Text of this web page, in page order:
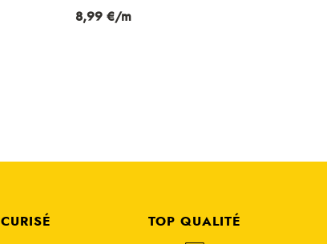
Prix
8,99 €/m
TOP QUALITÉ